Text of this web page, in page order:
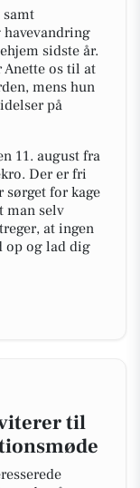
samt
havevandring
sidste år.
Anette os til at
mens hun
på
11. august fra
Der er fri
sørget for kage
man selv
at ingen
og lad dig
til